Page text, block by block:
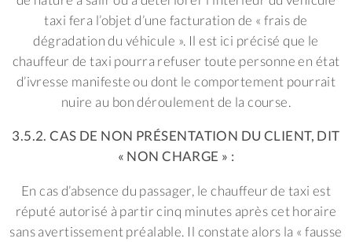
taxi fera l’objet d’une facturation de « frais de
dégradation du véhicule ». Il est ici précisé que le
chauffeur de taxi pourra refuser toute personne en état
d’ivresse manifeste ou dont le comportement pourrait
nuire au bon déroulement de la course.
3.5.2. CAS DE NON PRÉSENTATION DU CLIENT, DIT
« NON CHARGE » :
En cas d’absence du passager, le chauffeur de taxi est
réputé autorisé à partir cinq minutes après cet horaire
sans avertissement préalable. Il constate alors la « fausse